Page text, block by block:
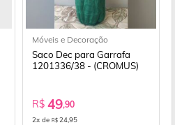
Móveis e Decoração
Saco Dec para Garrafa
1201336/38 - (CROMUS)
R$ 49,90
2x de R$ 24,95